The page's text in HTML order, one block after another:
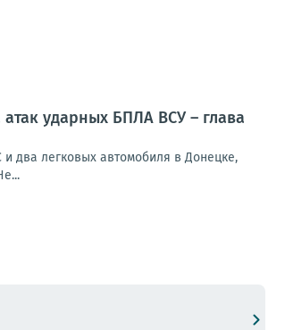
ударных БПЛА ВСУ – глава
два легковых автомобиля в Донецке,